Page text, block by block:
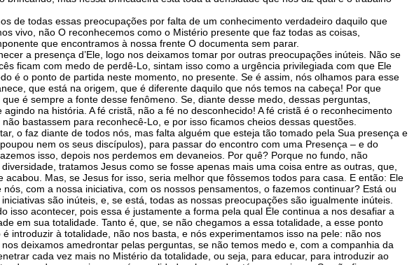
de todas essas preocupações por falta de um conhecimento verdadeiro daquilo que
vivo, não O reconhecemos como o Mistério presente que faz todas as coisas,
que encontramos à nossa frente O documenta sem parar.
a presença d’Ele, logo nos deixamos tomar por outras preocupações inúteis. Não se
ficam com medo de perdê-Lo, sintam isso como a urgência privilegiada com que Ele
é o ponto de partida neste momento, no presente. Se é assim, nós olhamos para esse
que está na origem, que é diferente daquilo que nós temos na cabeça! Por que
é sempre a fonte desse fenômeno. Se, diante desse medo, dessas perguntas,
na história. A fé cristã, não a fé no desconhecido! A fé cristã é o reconhecimento
bastassem para reconhecê-Lo, e por isso ficamos cheios dessas questões.
o faz diante de todos nós, mas falta alguém que esteja tão tomado pela Sua presença e
nem os seus discípulos), para passar do encontro com uma Presença – e do
isso, depois nos perdemos em devaneios. Por quê? Porque no fundo, não
tratamos Jesus como se fosse apenas mais uma coisa entre as outras, que,
Mas, se Jesus for isso, seria melhor que fôssemos todos para casa. E então: Ele
com a nossa iniciativa, com os nossos pensamentos, o fazemos continuar? Está ou
são inúteis, e, se está, todas as nossas preocupações são igualmente inúteis.
acontecer, pois essa é justamente a forma pela qual Ele continua a nos desafiar a
em sua totalidade. Tanto é, que, se não chegamos a essa totalidade, a esse ponto
introduzir à totalidade, não nos basta, e nós experimentamos isso na pele: não nos
deixamos amedrontar pelas perguntas, se não temos medo e, com a companhia da
cada vez mais no Mistério da totalidade, ou seja, para educar, para introduzir ao